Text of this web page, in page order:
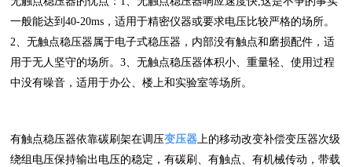
一般能达到40-20ms，适用于精密仪器或要求电压比较严格的场所。
2、无触点稳压器属于电子式稳压器，内部没有触点和磨损配件，适
用于无人坚守的场所。3、无触点稳压器体积小、重量轻、使用过程
中没有噪音，适用于办公、楼上和实验室等场所。
有触点稳压器依靠碳刷架在调压变压器上的移动改变补偿变压器次级
绕组电压保持输出电压的稳定，有碳刷、有触点、有机械传动，带载